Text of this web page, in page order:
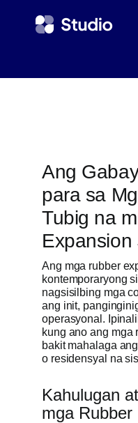
Ang
para sa
Tubig na
Expansion
Ang mga rubber
kontemporaryong
nagsisilbing mga
ang init,
operasyonal.
kung ano ang mga
bakit mahalaga
o residensyal na
Kahulugan
mga